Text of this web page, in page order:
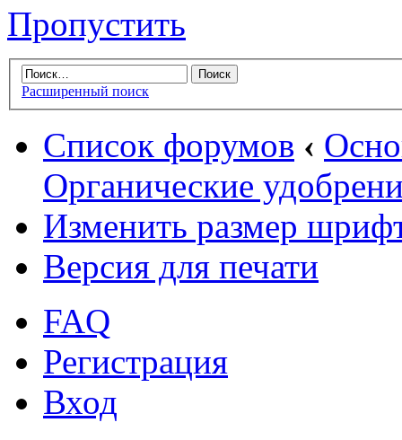
Пропустить
Расширенный поиск
Список форумов ‹
Органические
Изменить размер
Версия для печати
FAQ
Регистрация
Вход